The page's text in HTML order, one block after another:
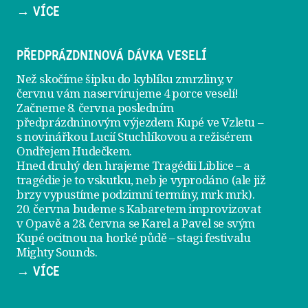
→ VÍCE
PŘEDPRÁZDNINOVÁ DÁVKA VESELÍ
Než skočíme šipku do kyblíku zmrzliny, v
červnu vám naservírujeme 4 porce veselí!
Začneme 8. června posledním
předprázdninovým výjezdemKupé ve Vzletu–
s novinářkou Lucií Stuchlíkovou a režisérem
Ondřejem Hudečkem.
Hned druhý den hrajeme Tragédii Liblice– a
tragédie je to vskutku, neb je vyprodáno (ale již
brzy vypustíme podzimní termíny, mrk mrk).
20. června budeme s Kabaretem improvizovat
v Opavě a 28. června se Karel a Pavel se svým
Kupé ocitnou na horké půdě – stagi festivalu
Mighty Sounds.
→ VÍCE